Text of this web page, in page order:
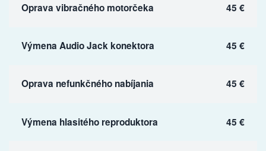
Oprava vibračného motorčeka 45 €
Výmena Audio Jack konektora 45 €
Oprava nefunkčného nabíjania 45 €
Výmena hlasitého reproduktora 45 €